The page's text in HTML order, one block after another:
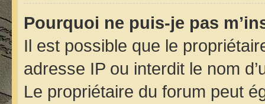
Pourquoi ne puis-je pas
Il est possible que le
adresse IP ou interdit le nom
Le propriétaire du forum peut